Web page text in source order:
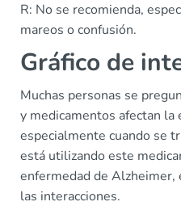
R: No se recomienda,
mareos o confusión.
Gráfico de
Muchas personas se
y medicamentos afectan la
especialmente cuando se
está utilizando este
enfermedad de Alzheimer,
las interacciones.